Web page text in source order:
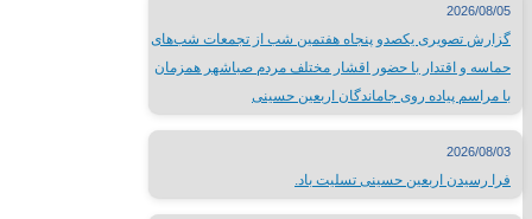
2026/08/05
گزارش تصویری یکصدو پنجاه هفتمین شب از تجمعات شب‌های
حماسه و اقتدار با حضور اقشار مختلف مردم صباشهر همزمان
با مراسم پیاده روی جاماندگان اربعین حسینی
2026/08/03
فرا رسیدن اربعین حسینی تسلیت باد.
استانداری تهران
فرمانداری شهرستان شهریار
اداره ورزش و جوانان شهریار
تماس با